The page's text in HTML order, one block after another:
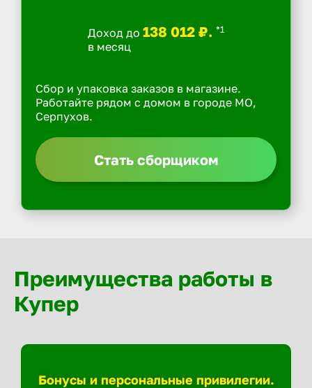
Доход до 138 012 ₽. *1
в месяц
Сбор и упаковка заказов в магазине.
Работайте рядом с домом в городе МО,
Серпухов.
Стать сборщиком
Преимущества работы в
Купер
Бонусы и персональные привилегии.